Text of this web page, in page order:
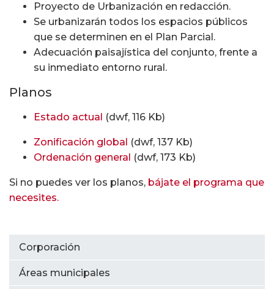
Proyecto de Urbanización en redacción.
Se urbanizarán todos los espacios públicos
que se determinen en el Plan Parcial.
Adecuación paisajística del conjunto, frente a
su inmediato entorno rural.
Planos
Estado actual (dwf, 116 Kb)
Zonificación global (dwf, 137 Kb)
Ordenación general (dwf, 173 Kb)
Si no puedes ver los planos, bájate el programa que
necesites.
Corporación
Áreas municipales